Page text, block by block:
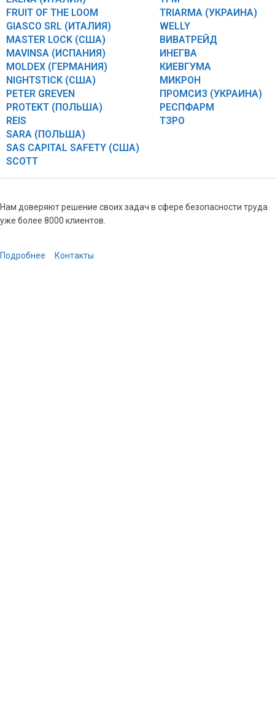
FRUIT OF THE LOOM
GIASCO SRL (ИТАЛИЯ)
MASTER LOCK (США)
MAVINSA (ИСПАНИЯ)
MOLDEX (ГЕРМАНИЯ)
NIGHTSTICK (США)
PETER GREVEN
PROTEKT (ПОЛЬША)
REIS
SARA (ПОЛЬША)
SAS CAPITAL SAFETY (США)
SCOTT
TRIARMA (УКРАИНА)
WELLY
ВИВАТРЕЙД
ИНЕГВА
КИЕВГУМА
МИКРОН
ПРОМСИЗ (УКРАИНА)
РЕСПФАРМ
ТЗРО
Нам доверяют решение своих задач в сфере безопасности труда
уже более 8000 клиентов.
Подробнее Контакты